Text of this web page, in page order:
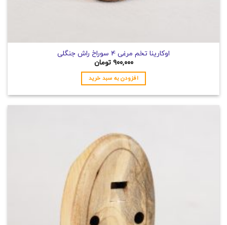
اوکارینا تخم مرغی 4 سوراخ راش جنگلی
۹۰۰,۰۰۰ تومان
افزودن به سبد خرید